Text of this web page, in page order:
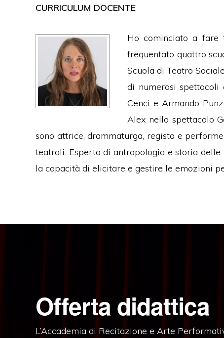
CURRICULUM DOCENTE
Ho cominciato a fare
frequentato quattro
Scuola di Teatro
di numerosi
Cenci e Armando
Alex nello spettacolo
sono attrice, drammaturga, regista e
teatrali. Esperta di antropologia e storia
la capacità di elicitare e gestire le emozioni
Offerta didattica
L’Accademia di Recitazione e Arte